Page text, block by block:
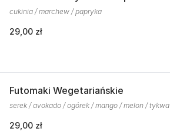
cukinia / marchew / papryka
29,00 zł
Futomaki Wegetariańskie
serek / avokado / ogórek / mango / melon / tykwa
29,00 zł